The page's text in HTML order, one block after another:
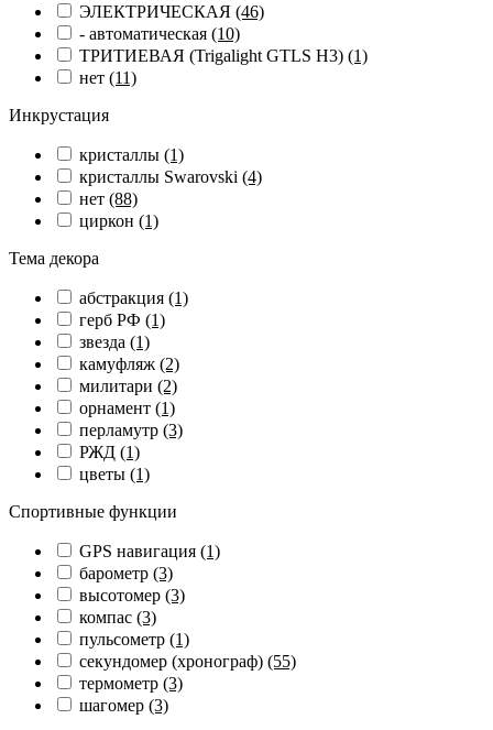
ЭЛЕКТРИЧЕСКАЯ (46)
- автоматическая (10)
ТРИТИЕВАЯ (Trigalight GTLS H3) (1)
нет (11)
Инкрустация
кристаллы (1)
кристаллы Swarovski (4)
нет (88)
циркон (1)
Тема декора
абстракция (1)
герб РФ (1)
звезда (1)
камуфляж (2)
милитари (2)
орнамент (1)
перламутр (3)
РЖД (1)
цветы (1)
Спортивные функции
GPS навигация (1)
барометр (3)
высотомер (3)
компас (3)
пульсометр (1)
секундомер (хронограф) (55)
термометр (3)
шагомер (3)